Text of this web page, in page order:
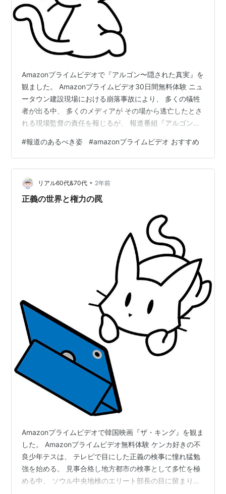
Amazonプライムビデオで『アルゴン〜隠された真実』を
観ました。 Amazonプライムビデオ30日間無料体験 ニュ
ータウン建設現場における崩落事故により、 多くの犠牲
者が出る中、 多くのメディアが その場から逃亡したとさ
れる現場監督の責任を報じるが、 報道番組『アルゴン』
熾烈な番組競争と様々な圧力に晒されながらも、 真実を
追求しようとするメンバー達。 （この言葉を日本のテレ
ビ・新聞にも聞かせてやりたいです。） ニュータウン建
設を巡る大がかりな汚職を突き止めたメンバーですが、
その調査の過程で、 ３年前のアルゴンの報道の間違いに
#報道のあるべき姿 #amazonプライムビデオ おすすめ
リアル60代&70代 • 2年前
正義の世界と権力の罠
Amazonプライムビデオで韓国映画『ザ・キング』を観ま
した。 Amazonプライムビデオ無料体験 ケンカ好きの不
良少年テスは、 テレビで目にした正義の検事に憧れ猛勉
強を始める。 見事合格し地方都市の検事として多忙を極
める中、 ソウル中央地検のエリート部長の目に留まり、